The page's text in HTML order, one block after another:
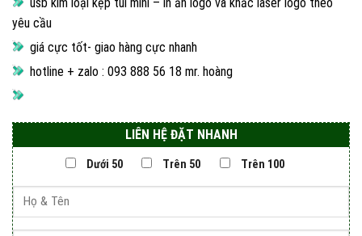
yêu cầu
giá cực tốt- giao hàng cực nhanh
hotline + zalo : 093 888 56 18 mr. hoàng
LIÊN HỆ ĐẶT NHANH
Dưới 50 Trên 50 Trên 100